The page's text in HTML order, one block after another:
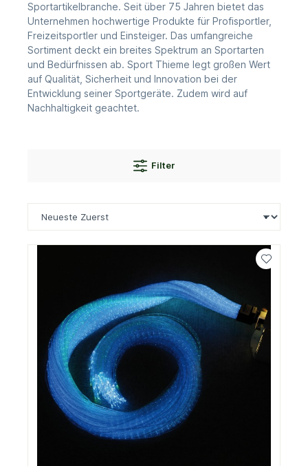
Sportartikelbranche. Seit über 75 Jahren bietet das
Unternehmen hochwertige Produkte für Profisportler,
Freizeitsportler und Einsteiger. Das umfangreiche
Sortiment deckt ein breites Spektrum an Sportarten
und Bedürfnissen ab. Sport Thieme legt großen Wert
auf Qualität, Sicherheit und Innovation bei der
Entwicklung seiner Sportgeräte. Zudem wird auf
Nachhaltigkeit geachtet.
Filter